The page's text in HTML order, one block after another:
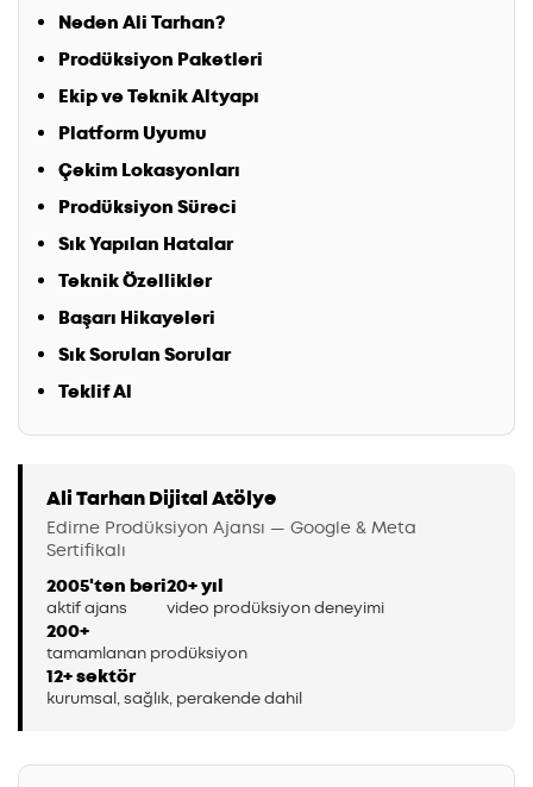
Neden Ali Tarhan?
Prodüksiyon Paketleri
Ekip ve Teknik Altyapı
Platform Uyumu
Çekim Lokasyonları
Prodüksiyon Süreci
Sık Yapılan Hatalar
Teknik Özellikler
Başarı Hikayeleri
Sık Sorulan Sorular
Teklif Al
Ali Tarhan Dijital Atölye
Edirne Prodüksiyon Ajansı — Google & Meta
Sertifikalı
2005'ten beri
aktif ajans
20+ yıl
video prodüksiyon deneyimi
200+
tamamlanan prodüksiyon
12+ sektör
kurumsal, sağlık, perakende dahil